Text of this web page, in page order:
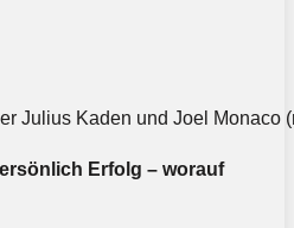
Julius Kaden und Joel Monaco
Erfolg – worauf